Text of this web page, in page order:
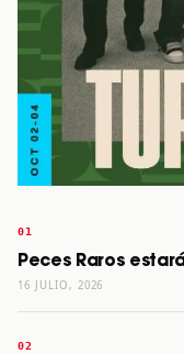
Peces Raros
16 JULIO, 2026